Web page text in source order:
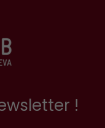
!